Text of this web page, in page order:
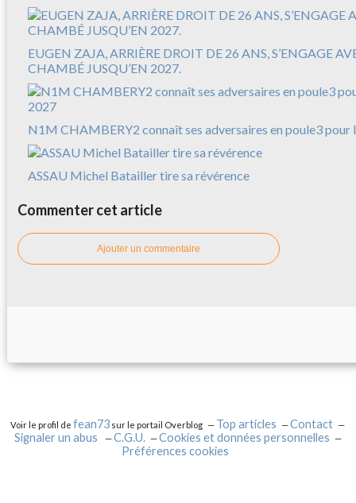
EUGEN ZAJA, ARRIÈRE DROIT DE 26 ANS, S’ENGAGE
CHAMBÉ JUSQU’EN 2027.
N1M CHAMBERY2 connaît ses adversaires en poule3 pour
ASSAU Michel Batailler tire sa révérence
Commenter cet article
Ajouter un commentaire
Voir le profil defean73 sur le portail Overblog Top articles
Contact
Signaler un abus
C.G.U.
Cookies et données personnelles
Préférences cookies